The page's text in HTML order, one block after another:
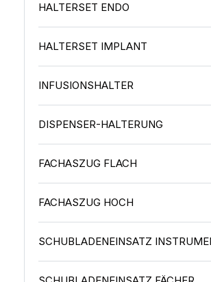
HALTERSET ENDO
HALTERSET IMPLANT
INFUSIONSHALTER
DISPENSER-HALTERUNG
FACHASZUG FLACH
FACHASZUG HOCH
SCHUBLADENEINSATZ